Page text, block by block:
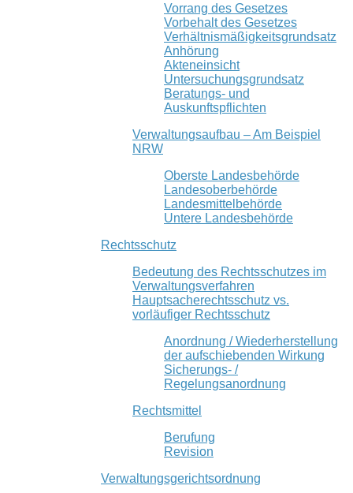
Vorrang des Gesetzes
Vorbehalt des Gesetzes
Verhältnismäßigkeitsgrundsatz
Anhörung
Akteneinsicht
Untersuchungsgrundsatz
Beratungs- und
Auskunftspflichten
Verwaltungsaufbau – Am Beispiel
NRW
Oberste Landesbehörde
Landesoberbehörde
Landesmittelbehörde
Untere Landesbehörde
Rechtsschutz
Bedeutung des Rechtsschutzes im
Verwaltungsverfahren
Hauptsacherechtsschutz vs.
vorläufiger Rechtsschutz
Anordnung / Wiederherstellung
der aufschiebenden Wirkung
Sicherungs- /
Regelungsanordnung
Rechtsmittel
Berufung
Revision
Verwaltungsgerichtsordnung